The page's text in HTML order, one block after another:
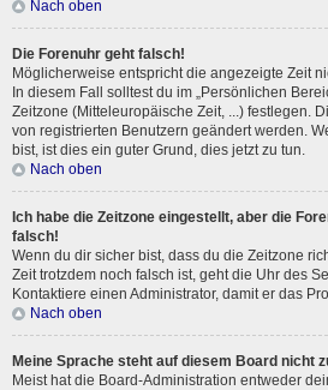
Nach oben
Die Forenuhr geht falsch!
Möglicherweise entspricht die angezeigte Zeit
In diesem Fall solltest du im „Persönlichen
Zeitzone (Mitteleuropäische Zeit, ...) festlegen.
von registrierten Benutzern geändert werden.
bist, ist dies ein guter Grund, dies jetzt zu tun.
Nach oben
Ich habe die Zeitzone eingestellt, aber die
falsch!
Wenn du dir sicher bist, dass du die Zeitzone
Zeit trotzdem noch falsch ist, geht die Uhr des
Kontaktiere einen Administrator, damit er das
Nach oben
Meine Sprache steht auf diesem Board nicht
Meist hat die Board-Administration entweder